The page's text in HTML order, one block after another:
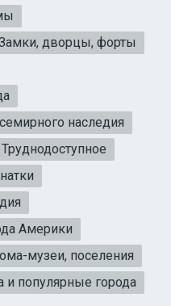
дворцы, форты
наследия
Труднодоступное
Америки
музеи, поселения
и популярные города